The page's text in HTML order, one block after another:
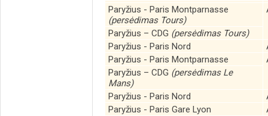
Paryžius - Paris Montparnasse
(persėdimas Tours)
Paryžius – CDG (persėdimas Tours)
Paryžius - Paris Nord
Paryžius - Paris Montparnasse
Paryžius – CDG (persėdimas Le
Mans)
Paryžius - Paris Nord
Paryžius - Paris Gare Lyon